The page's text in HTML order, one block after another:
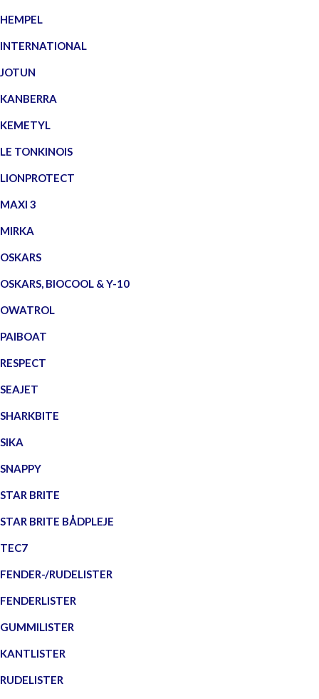
HEMPEL
INTERNATIONAL
JOTUN
KANBERRA
KEMETYL
LE TONKINOIS
LIONPROTECT
MAXI 3
MIRKA
OSKARS
OSKARS, BIOCOOL & Y-10
OWATROL
PAIBOAT
RESPECT
SEAJET
SHARKBITE
SIKA
SNAPPY
STAR BRITE
STAR BRITE BÅDPLEJE
TEC7
FENDER-/RUDELISTER
FENDERLISTER
GUMMILISTER
KANTLISTER
RUDELISTER